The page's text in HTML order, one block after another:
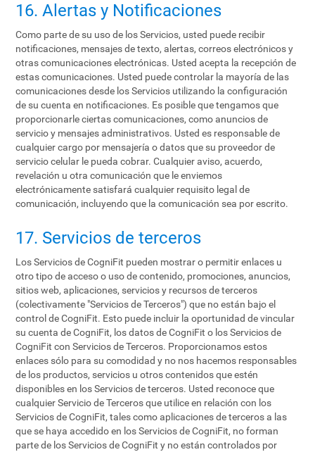
16. Alertas y Notificaciones
Como parte de su uso de los Servicios, usted puede recibir
notificaciones, mensajes de texto, alertas, correos electrónicos y
otras comunicaciones electrónicas. Usted acepta la recepción de
estas comunicaciones. Usted puede controlar la mayoría de las
comunicaciones desde los Servicios utilizando la configuración
de su cuenta en notificaciones. Es posible que tengamos que
proporcionarle ciertas comunicaciones, como anuncios de
servicio y mensajes administrativos. Usted es responsable de
cualquier cargo por mensajería o datos que su proveedor de
servicio celular le pueda cobrar. Cualquier aviso, acuerdo,
revelación u otra comunicación que le enviemos
electrónicamente satisfará cualquier requisito legal de
comunicación, incluyendo que la comunicación sea por escrito.
17. Servicios de terceros
Los Servicios de CogniFit pueden mostrar o permitir enlaces u
otro tipo de acceso o uso de contenido, promociones, anuncios,
sitios web, aplicaciones, servicios y recursos de terceros
(colectivamente "Servicios de Terceros") que no están bajo el
control de CogniFit. Esto puede incluir la oportunidad de vincular
su cuenta de CogniFit, los datos de CogniFit o los Servicios de
CogniFit con Servicios de Terceros. Proporcionamos estos
enlaces sólo para su comodidad y no nos hacemos responsables
de los productos, servicios u otros contenidos que estén
disponibles en los Servicios de terceros. Usted reconoce que
cualquier Servicio de Terceros que utilice en relación con los
Servicios de CogniFit, tales como aplicaciones de terceros a las
que se haya accedido en los Servicios de CogniFit, no forman
parte de los Servicios de CogniFit y no están controlados por